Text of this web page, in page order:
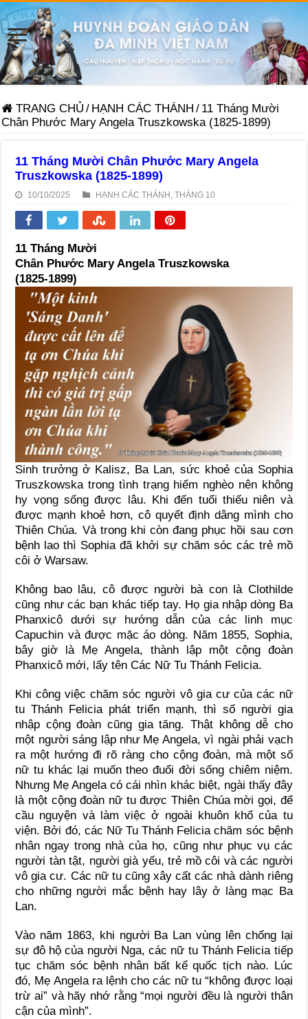
TRANG CHỦ / HẠNH CÁC THÁNH / 11 Tháng Mười
Chân Phước Mary Angela Truszkowska (1825-1899)
11 Tháng Mười Chân Phước Mary Angela
Truszkowska (1825-1899)
10/10/2025 HẠNH CÁC THÁNH ,THÁNG 10
11 Tháng Mười
Chân Phước Mary Angela Truszkowska
(1825-1899)
Sinh trưởng ở Kalisz, Ba Lan, sức khoẻ của Sophia
Truszkowska trong tình trạng hiểm nghèo nên không
hy vọng sống được lâu. Khi đến tuổi thiếu niên và
được mạnh khoẻ hơn, cô quyết định dâng mình cho
Thiên Chúa. Và trong khi còn đang phục hồi sau cơn
bệnh lao thì Sophia đã khởi sự chăm sóc các trẻ mồ
côi ở Warsaw.
Không bao lâu, cô được người bà con là Clothilde
cũng như các bạn khác tiếp tay. Họ gia nhập dòng Ba
Phanxicô dưới sự hướng dẫn của các linh mục
Capuchin và được mặc áo dòng. Năm 1855, Sophia,
bây giờ là Mẹ Angela, thành lập một cộng đoàn
Phanxicô mới, lấy tên Các Nữ Tu Thánh Felicia.
Khi công việc chăm sóc người vô gia cư của các nữ
tu Thánh Felicia phát triển mạnh, thì số người gia
nhập cộng đoàn cũng gia tăng. Thật không dễ cho
một người sáng lập như Mẹ Angela, vì ngài phải vạch
ra một hướng đi rõ ràng cho cộng đoàn, mà một số
nữ tu khác lại muốn theo đuổi đời sống chiêm niệm.
Nhưng Mẹ Angela có cái nhìn khác biệt, ngài thấy đây
là một cộng đoàn nữ tu được Thiên Chúa mời gọi, để
cầu nguyện và làm việc ở ngoài khuôn khổ của tu
viện. Bởi đó, các Nữ Tu Thánh Felicia chăm sóc bệnh
nhân ngay trong nhà của họ, cũng như phục vụ các
người tàn tật, người già yếu, trẻ mồ côi và các người
vô gia cư. Các nữ tu cũng xây cất các nhà dành riêng
cho những người mắc bệnh hay lây ở làng mạc Ba
Lan.
Vào năm 1863, khi người Ba Lan vùng lên chống lại
sự đô hộ của người Nga, các nữ tu Thánh Felicia tiếp
tục chăm sóc bệnh nhân bất kể quốc tịch nào. Lúc
đó, Mẹ Angela ra lệnh cho các nữ tu “không được loại
trừ ai” và hãy nhớ rằng “mọi người đều là người thân
cận của mình”.